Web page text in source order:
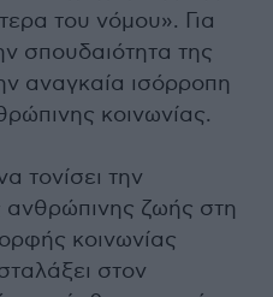
του νόμου». Για
σπουδαιότητα της
αναγκαία ισόρροπη
κοινωνίας.
τονίσει την
ανθρώπινης ζωής στη
κοινωνίας
στον